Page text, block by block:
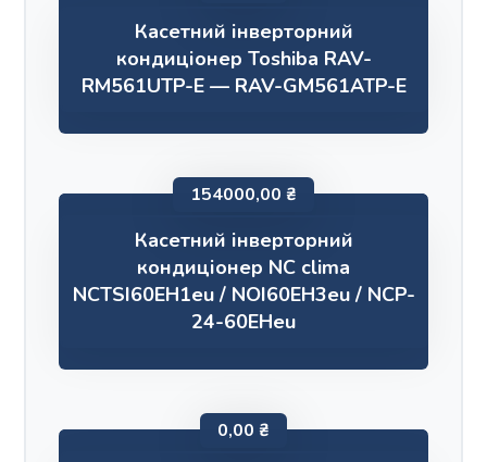
Касетний інверторний
кондиціонер Toshiba RAV-
RM561UTP-E — RAV-GM561ATP-E
Касетний інверторний
кондиціонер NC clima
NCTSI60EH1eu / NOI60EH3eu / NCP-
24-60EHeu
154000,00 ₴
0,00 ₴